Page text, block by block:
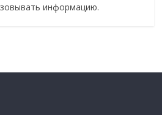
информацию.